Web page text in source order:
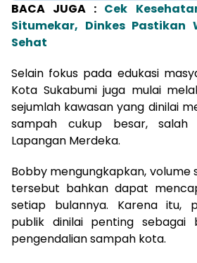
BACA JUGA : Cek
Situmekar, Dinkes Pastikan
Sehat
Selain fokus pada edukasi
Kota Sukabumi juga mulai
sejumlah kawasan yang dinilai
sampah cukup besar, salah
Lapangan Merdeka.
Bobby mengungkapkan, volume
tersebut bahkan dapat
setiap bulannya. Karena itu,
publik dinilai penting sebagai
pengendalian sampah kota.